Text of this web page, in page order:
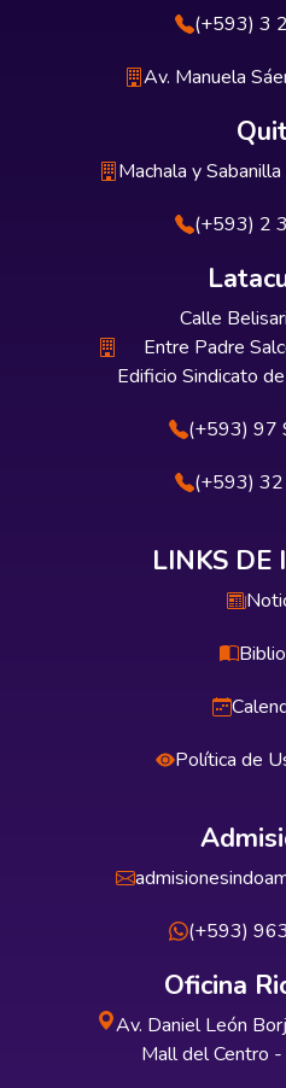
(+593) 3
Av. Manuela
Machala y
(+593) 2
Calle
Entre Padre
Edificio Sindicato
(+593) 97
(+593)
LINKS DE
Política de
(+593)
Oficina
Av. Daniel León
Mall del Centro